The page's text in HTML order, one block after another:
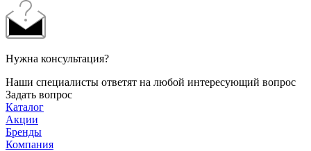
Нужна консультация?
Наши специалисты ответят на любой интересующий вопрос
Задать вопрос
Каталог
Акции
Бренды
Компания